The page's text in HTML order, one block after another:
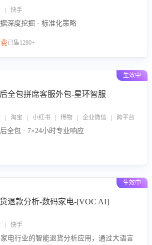
| 快手
深度挖掘 · 标准化策略
已售1280+
生效中
全包拼席客服外包-星环智服
| 淘宝 | 小红书 | 得物 | 企业微信 | 跨平台
全包 · 7×24小时专业响应
生效中
退款分析-数码家电-[VOC AI]
| 快手
电行业的智能退货分析应用，通过大语言